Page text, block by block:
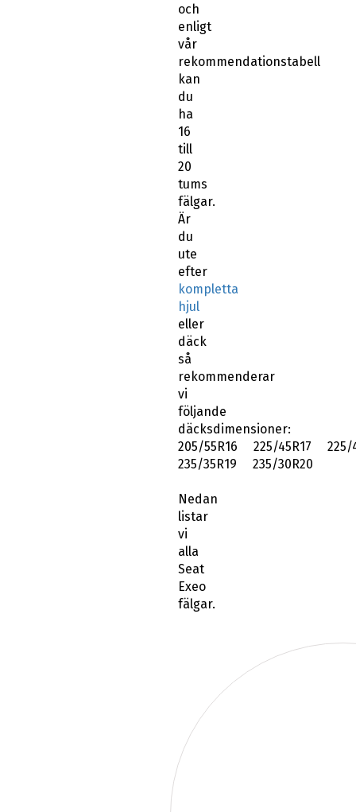
och
enligt
vår
rekommendationstabell
kan
du
ha
16
till
20
tums
fälgar.
Är
du
ute
efter
kompletta
hjul
eller
däck
så
rekommenderar
vi
följande
däcksdimensioner:
205/55R16 225/45R17 225/
235/35R19 235/30R20
Nedan
listar
vi
alla
Seat
Exeo
fälgar.